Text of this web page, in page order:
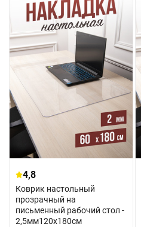
4,8
Коврик настольный
прозрачный на
письменный рабочий стол -
2,5мм120x180см